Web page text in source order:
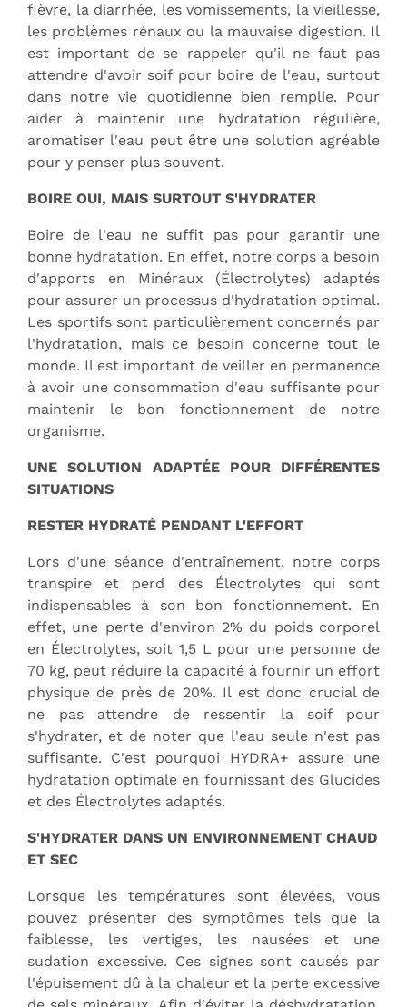
fièvre, la diarrhée, les vomissements, la vieillesse,
les problèmes rénaux ou la mauvaise digestion. Il
est important de se rappeler qu'il ne faut pas
attendre d'avoir soif pour boire de l'eau, surtout
dans notre vie quotidienne bien remplie. Pour
aider à maintenir une hydratation régulière,
aromatiser l'eau peut être une solution agréable
pour y penser plus souvent.
BOIRE OUI, MAIS SURTOUT S'HYDRATER
Boire de l'eau ne suffit pas pour garantir une
bonne hydratation. En effet, notre corps a besoin
d'apports en Minéraux (Électrolytes) adaptés
pour assurer un processus d'hydratation optimal.
Les sportifs sont particulièrement concernés par
l'hydratation, mais ce besoin concerne tout le
monde. Il est important de veiller en permanence
à avoir une consommation d'eau suffisante pour
maintenir le bon fonctionnement de notre
organisme.
UNE SOLUTION ADAPTÉE POUR DIFFÉRENTES
SITUATIONS
RESTER HYDRATÉ PENDANT L'EFFORT
Lors d'une séance d'entraînement, notre corps
transpire et perd des Électrolytes qui sont
indispensables à son bon fonctionnement. En
effet, une perte d'environ 2% du poids corporel
en Électrolytes, soit 1,5 L pour une personne de
70 kg, peut réduire la capacité à fournir un effort
physique de près de 20%. Il est donc crucial de
ne pas attendre de ressentir la soif pour
s'hydrater, et de noter que l'eau seule n'est pas
suffisante. C'est pourquoi HYDRA+ assure une
hydratation optimale en fournissant des Glucides
et des Électrolytes adaptés.
S'HYDRATER DANS UN ENVIRONNEMENT CHAUD
ET SEC
Lorsque les températures sont élevées, vous
pouvez présenter des symptômes tels que la
faiblesse, les vertiges, les nausées et une
sudation excessive. Ces signes sont causés par
l'épuisement dû à la chaleur et la perte excessive